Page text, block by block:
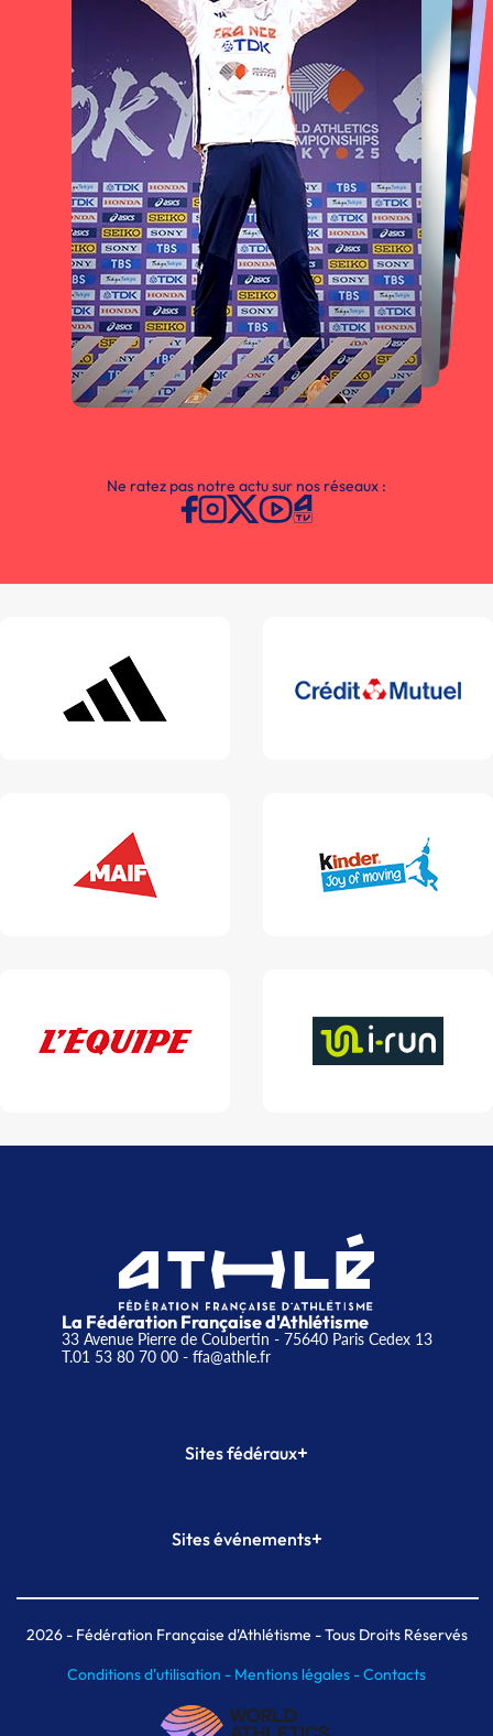
Ne ratez pas notre actu sur nos réseaux :
La Fédération Française d'Athlétisme
33 Avenue Pierre de Coubertin - 75640 Paris Cedex 13
T.01 53 80 70 00- ffa@athle.fr
Sites fédéraux+
Plateforme Formation
Sites événements+
Meeting de Paris indoor
MAIF Ekiden de Paris
2026- Fédération Française d'Athlétisme - Tous Droits Réservés
Conditions d'utilisation - Mentions légales -Contacts